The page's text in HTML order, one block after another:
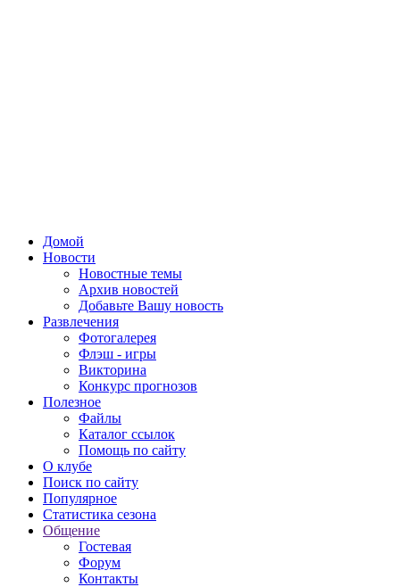
Домой
Новости
Новостные темы
Архив новостей
Добавьте Вашу новость
Развлечения
Фотогалерея
Флэш - игры
Викторина
Конкурс прогнозов
Полезное
Файлы
Каталог ссылок
Помощь по сайту
О клубе
Поиск по сайту
Популярное
Статистика сезона
Общение
Гостевая
Форум
Контакты